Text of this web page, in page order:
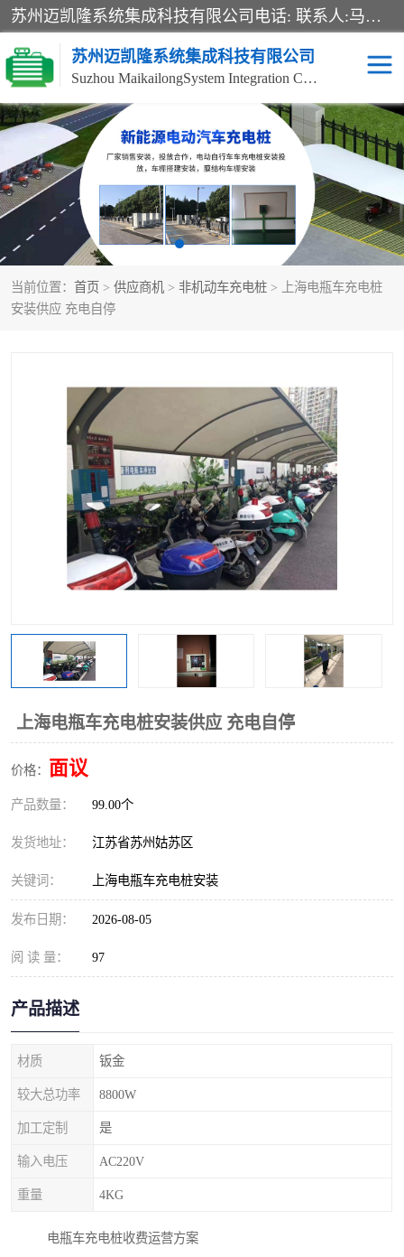
苏州迈凯隆系统集成科技有限公司电话: 联系人:马杰森 销售安装视频监控、报警系统、电话交换机、门禁考勤、巡更系统、呼叫对讲系统、停车场道闸、智能家居、广播系统、综合布线、办公设备、电子商务软件、网络工程、酒店门锁系列 系统集成、VOD视频点播、LED显示屏、节能产品、USP电源、收银机等弱电及智能化项目。
苏州迈凯隆系统集成科技有限公司
Suzhou MaikailongSystem Integration Co., Ltd.
当前位置： 首页 > 供应商机 > 非机动车充电桩 > 上海电瓶车充电桩
安装供应 充电自停
上海电瓶车充电桩安装供应 充电自停
价格： 面议
产品数量： 99.00个
发货地址： 江苏省苏州姑苏区
关键词： 上海电瓶车充电桩安装
发布日期： 2026-08-05
阅 读 量： 97
产品描述
材质 钣金
较大总功率 8800W
加工定制 是
输入电压 AC220V
重量 4KG
电瓶车充电桩收费运营方案
非机动车充电桩 电瓶车充电桩
电动自行车充电桩 两轮电动车充电桩
充电桩